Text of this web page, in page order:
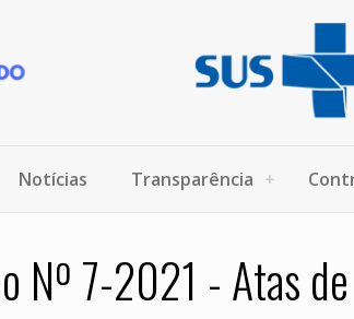
Notícias Transparência
Nº 7-2021 - Atas